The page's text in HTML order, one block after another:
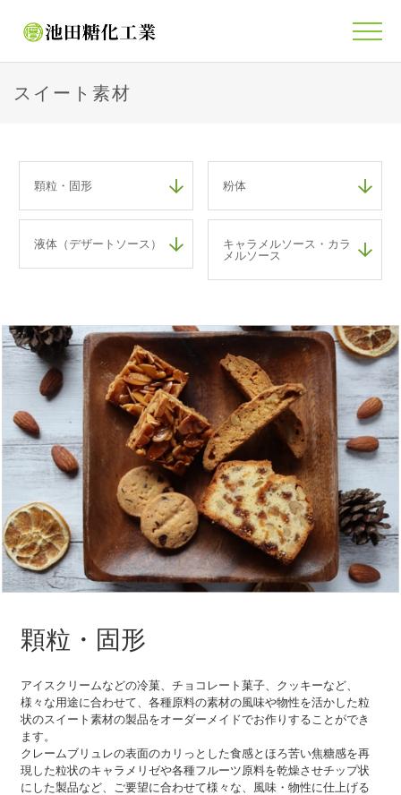
スイート素材
顆粒・固形 粉体
液体（デザートソース）
キャラメルソース・カラ
メルソース
顆粒・固形
アイスクリームなどの冷菓、チョコレート菓子、クッキーなど、
様々な用途に合わせて、各種原料の素材の風味や物性を活かした粒
状のスイート素材の製品をオーダーメイドでお作りすることができ
ます。
クレームブリュレの表面のカリっとした食感とほろ苦い焦糖感を再
現した粒状のキャラメリゼや各種フルーツ原料を乾燥させチップ状
にした製品など、ご要望に合わせて様々な、風味・物性に仕上げる